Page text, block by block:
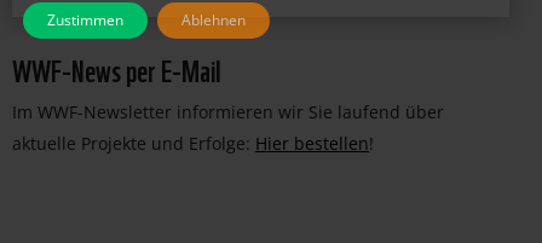
WWF-News per E-Mail
Im WWF-Newsletter informieren wir Sie laufend über
aktuelle Projekte und Erfolge: Hier bestellen!
Zustimmen Ablehnen